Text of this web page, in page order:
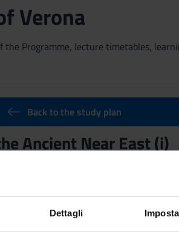
Dettagli
Verona
Programme, lecture timetables,
Back to the study plan
Ancient Near East (i)
History of the Ancient Near East (i)